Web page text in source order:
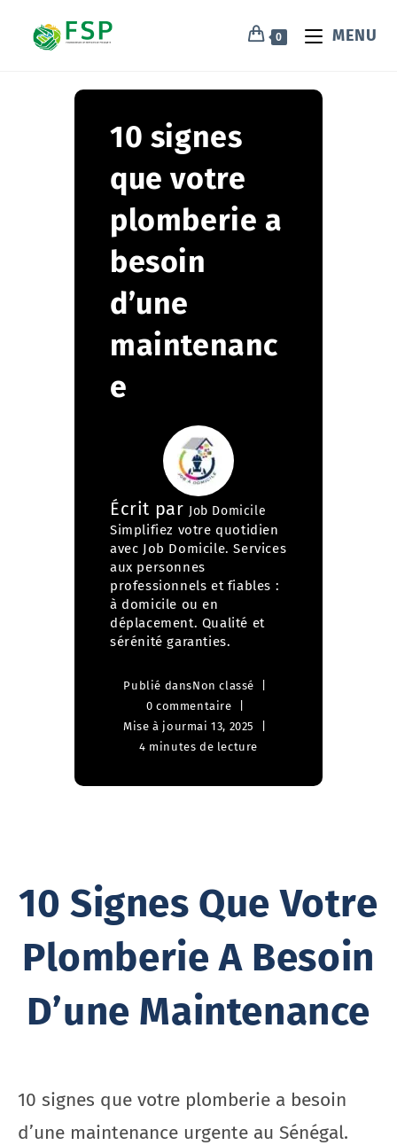
0 MENU
10 signes
que votre
plomberie a
besoin
d’une
maintenanc
e
Écrit par Job Domicile
Simplifiez votre quotidien
avec Job Domicile. Services
aux personnes
professionnels et fiables :
à domicile ou en
déplacement. Qualité et
sérénité garanties.
Publié dansNon classé
0 commentaire
Mise à jourmai 13, 2025
4 minutes de lecture
10 Signes Que Votre
Plomberie A Besoin
D’une Maintenance
10 signes que votre plomberie a besoin
d’une maintenance urgente au Sénégal.